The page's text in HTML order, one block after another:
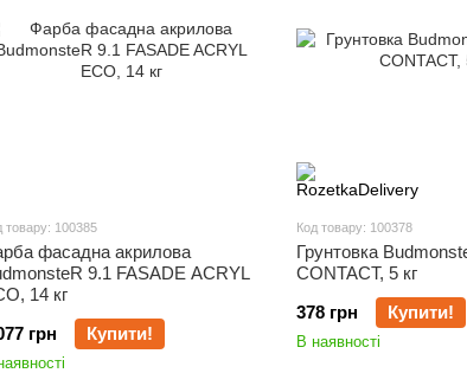
товару: 100385
фасадна акрилова
9.1 FASADE ACRYL
14 кг
грн
Купити!
Код товару: 100378
Грунтовка
CONTACT, 5 кг
378 грн
Купити!
В наявності